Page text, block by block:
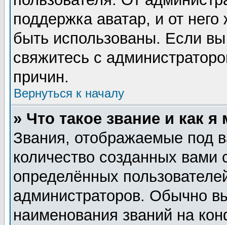
поддержка аватар, и от него
быть использованы. Если
свяжитесь с
причин.
Вернуться к началу
» Что такое звание и как я
Звания, отображаемые под
количество созданных
определённых
администраторов. Обычно
наименования званий на